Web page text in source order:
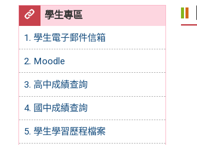
學生專區
1. 學生電子郵件信箱
2. Moodle
3. 高中成績查詢
4. 國中成績查詢
5. 學生學習歷程檔案